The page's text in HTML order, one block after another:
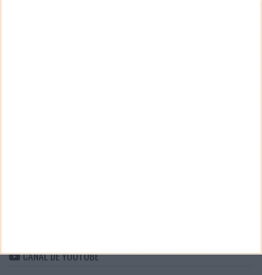
CANAL DE YOUTUBE